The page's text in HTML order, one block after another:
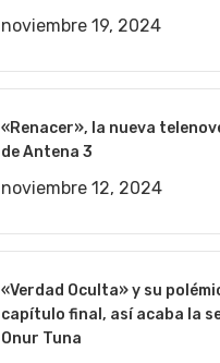
noviembre 19, 2024
«Renacer», la nueva
de Antena 3
noviembre 12, 2024
«Verdad Oculta» y su
capítulo final, así acaba la
Onur Tuna